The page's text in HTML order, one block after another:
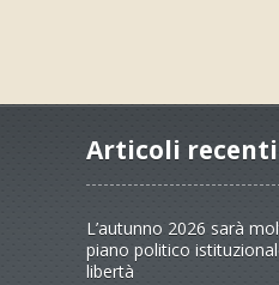
Articoli recenti
L’autunno 2026 sarà
piano politico
libertà